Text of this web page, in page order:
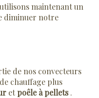
maintenant un
diminuer notre
de nos convecteurs
chauffage plus
etpoêle à pellets.